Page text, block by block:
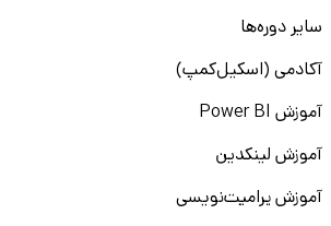
سایر دوره‌ها
آکادمی (اسکیل‌کمپ)
آموزش Power BI
آموزش لینکدین
آموزش پرامپت‌نویسی